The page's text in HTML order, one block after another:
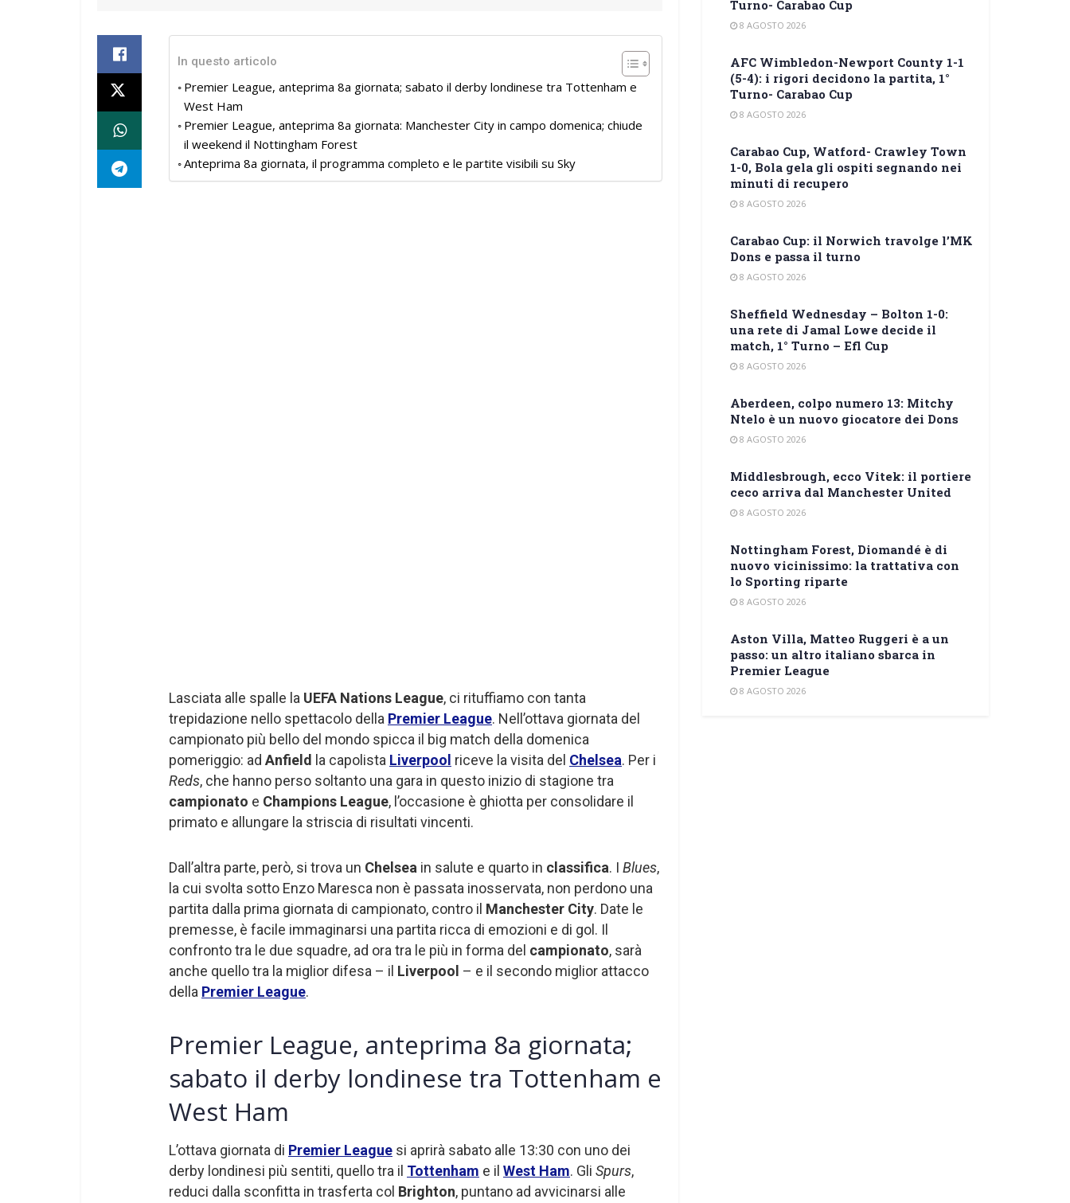
In questo articolo
Premier League, anteprima 8a giornata; sabato il derby londinese tra Tottenham e
West Ham
Premier League, anteprima 8a giornata: Manchester City in campo domenica; chiude
il weekend il Nottingham Forest
Anteprima 8a giornata, il programma completo e le partite visibili su Sky
Lasciata alle spalle la UEFA Nations League, ci rituffiamo con tanta
trepidazione nello spettacolo della Premier League. Nell’ottava giornata del
campionato più bello del mondo spicca il big match della domenica
pomeriggio: ad Anfield la capolista Liverpool riceve la visita del Chelsea. Per i
Reds, che hanno perso soltanto una gara in questo inizio di stagione tra
campionato e Champions League, l’occasione è ghiotta per consolidare il
primato e allungare la striscia di risultati vincenti.
Dall’altra parte, però, si trova un Chelsea in salute e quarto in classifica. I Blues,
la cui svolta sotto Enzo Maresca non è passata inosservata, non perdono una
partita dalla prima giornata di campionato, contro il Manchester City. Date le
premesse, è facile immaginarsi una partita ricca di emozioni e di gol. Il
confronto tra le due squadre, ad ora tra le più in forma del campionato, sarà
anche quello tra la miglior difesa – il Liverpool – e il secondo miglior attacco
della Premier League.
Premier League, anteprima 8a giornata;
sabato il derby londinese tra Tottenham e
West Ham
L’ottava giornata di Premier League si aprirà sabato alle 13:30 con uno dei
derby londinesi più sentiti, quello tra il Tottenham e il West Ham. Gli Spurs,
reduci dalla sconfitta in trasferta col Brighton, puntano ad avvicinarsi alle
Turno- Carabao Cup
8 AGOSTO 2026
AFC Wimbledon-Newport County 1-1
(5-4): i rigori decidono la partita, 1°
Turno- Carabao Cup
8 AGOSTO 2026
Carabao Cup, Watford- Crawley Town
1-0, Bola gela gli ospiti segnando nei
minuti di recupero
8 AGOSTO 2026
Carabao Cup: il Norwich travolge l’MK
Dons e passa il turno
8 AGOSTO 2026
Sheffield Wednesday – Bolton 1-0:
una rete di Jamal Lowe decide il
match, 1° Turno – Efl Cup
8 AGOSTO 2026
Aberdeen, colpo numero 13: Mitchy
Ntelo è un nuovo giocatore dei Dons
8 AGOSTO 2026
Middlesbrough, ecco Vitek: il portiere
ceco arriva dal Manchester United
8 AGOSTO 2026
Nottingham Forest, Diomandé è di
nuovo vicinissimo: la trattativa con
lo Sporting riparte
8 AGOSTO 2026
Aston Villa, Matteo Ruggeri è a un
passo: un altro italiano sbarca in
Premier League
8 AGOSTO 2026